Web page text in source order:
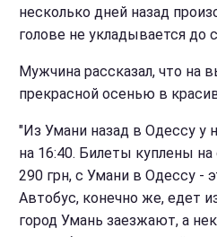
несколько дней назад
голове не укладывается до
Мужчина рассказал, что на
прекрасной осенью в
"Из Умани назад в Одессу у
на 16:40. Билеты куплены
290 грн, с Умани в Одессу -
Автобус, конечно же, едет
город Умань заезжают, а